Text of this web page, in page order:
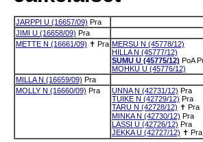
JARPPI U (16657/09) Pra
JIMI U (16658/09) Pra
METTE N (16661/09) ✝ Pra MERSU N (45778/12)
HILLA N (45777/12)
SUMU U (45775/12) PoA
MOHKU U (45776/12)
MILLA N (16659/09) Pra
MOLLY N (16660/09) Pra UNNA N (42731/12) Pra
TUIKE N (42729/12) Pra
TARU N (42728/12) ✝ Pra
MINKA N (42730/12) Pra
LASSI U (42726/12) Pra
JEKKA U (42727/12) ✝ Pra